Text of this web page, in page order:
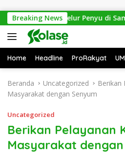
Breaking News
1.286 Telur Penyu di Sambas
Home Headline ProRakyat
Beranda Uncategorized
Berikan
Masyarakat dengan Senyum
Uncategorized
Berikan Pelayanan
Masyarakat